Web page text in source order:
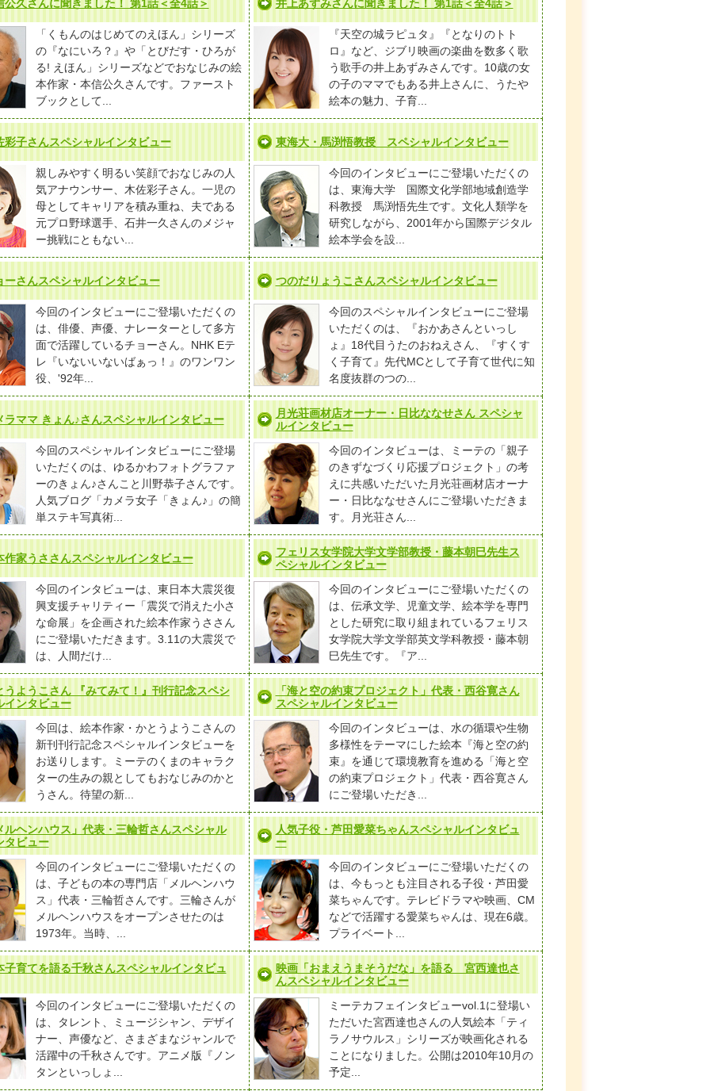
公久さんに聞きました！ 第1話＜全4話＞
「くもんのはじめてのえほん」シリーズ
の『なにいろ？』や「とびだす・ひろが
る! えほん」シリーズなどでおなじみの絵
本作家・本信公久さんです。ファースト
ブックとして...
井上あずみさんに聞きました！ 第1話＜全4話＞
『天空の城ラピュタ』『となりのトト
ロ』など、ジブリ映画の楽曲を数多く歌
う歌手の井上あずみさんです。10歳の女
の子のママでもある井上さんに、うたや
絵本の魅力、子育...
彩子さんスペシャルインタビュー
親しみやすく明るい笑顔でおなじみの人
気アナウンサー、木佐彩子さん。一児の
母としてキャリアを積み重ね、夫である
元プロ野球選手、石井一久さんのメジャ
ー挑戦にともない...
東海大・馬渕悟教授 スペシャルインタビュー
今回のインタビューにご登場いただくの
は、東海大学 国際文化学部地域創造学
科教授 馬渕悟先生です。文化人類学を
研究しながら、2001年から国際デジタル
絵本学会を設...
ーさんスペシャルインタビュー
今回のインタビューにご登場いただくの
は、俳優、声優、ナレーターとして多方
面で活躍しているチョーさん。NHK Eテ
レ『いないいないばぁっ！』のワンワン
役、'92年...
つのだりょうこさんスペシャルインタビュー
今回のスペシャルインタビューにご登場
いただくのは、『おかあさんといっし
ょ』18代目うたのおねえさん、『すくす
く子育て』先代MCとして子育て世代に知
名度抜群のつの...
ラママ きょん♪さんスペシャルインタビュー
今回のスペシャルインタビューにご登場
いただくのは、ゆるかわフォトグラファ
ーのきょん♪さんこと川野恭子さんです。
人気ブログ「カメラ女子「きょん♪」の簡
単ステキ写真術...
月光荘画材店オーナー・日比ななせさん スペシャ
ルインタビュー
今回のインタビューは、ミーテの「親子
のきずなづくり応援プロジェクト」の考
えに共感いただいた月光荘画材店オーナ
ー・日比ななせさんにご登場いただきま
す。月光荘さん...
作家うささんスペシャルインタビュー
今回のインタビューは、東日本大震災復
興支援チャリティー「震災で消えた小さ
な命展」を企画された絵本作家うささん
にご登場いただきます。3.11の大震災で
は、人間だけ...
フェリス女学院大学文学部教授・藤本朝巳先生ス
ペシャルインタビュー
今回のインタビューにご登場いただくの
は、伝承文学、児童文学、絵本学を専門
とした研究に取り組まれているフェリス
女学院大学文学部英文学科教授・藤本朝
巳先生です。『ア...
うようこさん 『みてみて！』刊行記念スペシ
インタビュー
今回は、絵本作家・かとうようこさんの
新刊刊行記念スペシャルインタビューを
お送りします。ミーテのくまのキャラク
ターの生みの親としてもおなじみのかと
うさん。待望の新...
「海と空の約束プロジェクト」代表・西谷寛さん
スペシャルインタビュー
今回のインタビューは、水の循環や生物
多様性をテーマにした絵本『海と空の約
束』を通じて環境教育を進める「海と空
の約束プロジェクト」代表・西谷寛さん
にご登場いただき...
ルヘンハウス」代表・三輪哲さんスペシャル
タビュー
今回のインタビューにご登場いただくの
は、子どもの本の専門店「メルヘンハウ
ス」代表・三輪哲さんです。三輪さんが
メルヘンハウスをオープンさせたのは
1973年。当時、...
人気子役・芦田愛菜ちゃんスペシャルインタビュ
ー
今回のインタビューにご登場いただくの
は、今もっとも注目される子役・芦田愛
菜ちゃんです。テレビドラマや映画、CM
などで活躍する愛菜ちゃんは、現在6歳。
プライベート...
子育てを語る千秋さんスペシャルインタビュ
今回のインタビューにご登場いただくの
は、タレント、ミュージシャン、デザイ
ナー、声優など、さまざまなジャンルで
活躍中の千秋さんです。アニメ版『ノン
タンといっしょ...
映画「おまえうまそうだな」を語る 宮西達也さ
んスペシャルインタビュー
ミーテカフェインタビューvol.1に登場い
ただいた宮西達也さんの人気絵本「ティ
ラノサウルス」シリーズが映画化される
ことになりました。公開は2010年10月の
予定...